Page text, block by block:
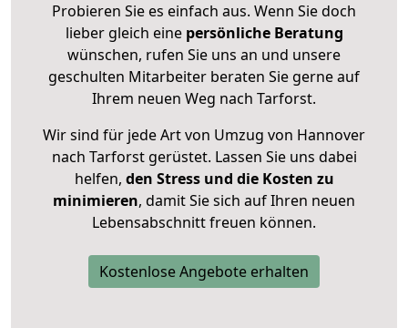
Probieren Sie es einfach aus. Wenn Sie doch
lieber gleich eine persönliche Beratung
wünschen, rufen Sie uns an und unsere
geschulten Mitarbeiter beraten Sie gerne auf
Ihrem neuen Weg nach Tarforst.
Wir sind für jede Art von Umzug von Hannover
nach Tarforst gerüstet. Lassen Sie uns dabei
helfen, den Stress und die Kosten zu
minimieren, damit Sie sich auf Ihren neuen
Lebensabschnitt freuen können.
Kostenlose Angebote erhalten